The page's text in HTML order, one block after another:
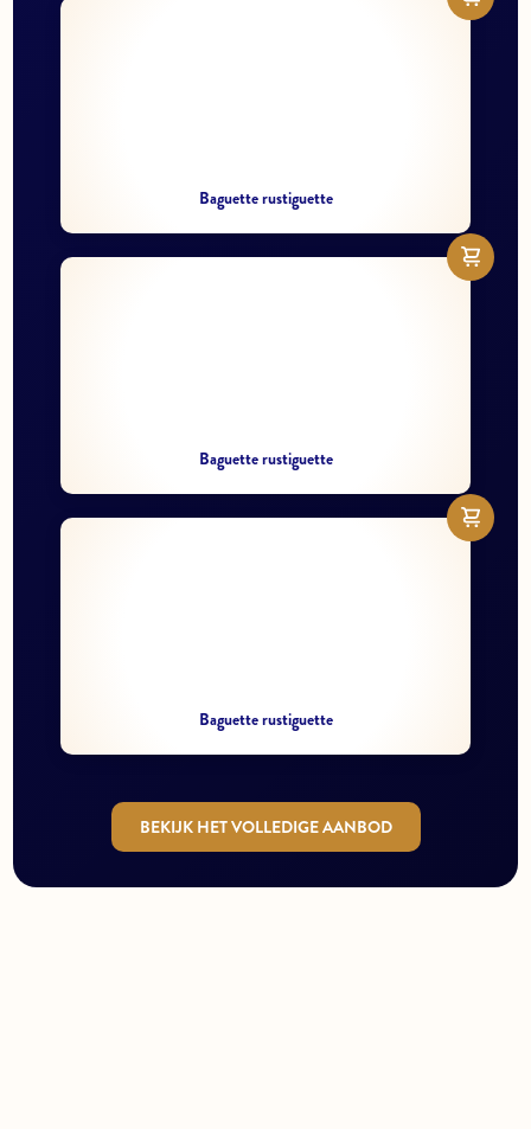
Baguette rustiguette
Baguette rustiguette
Baguette rustiguette
BEKIJK HET VOLLEDIGE AANBOD